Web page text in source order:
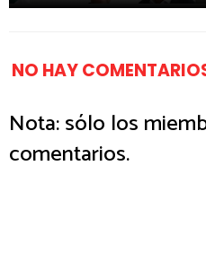
NO HAY
Nota: sólo los
comentarios.